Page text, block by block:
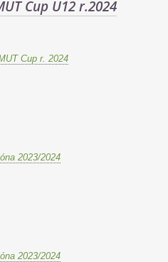
Cup U12 r.2024
Cup r. 2024
2023/2024
2023/2024